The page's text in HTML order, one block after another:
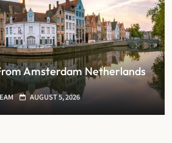
Amsterdam Netherlands
AUGUST 5, 2026